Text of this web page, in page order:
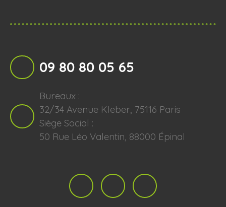
09 80 80 05 65
Bureaux :
32/34 Avenue Kleber, 75116 Paris
Siège Social :
50 Rue Léo Valentin, 88000 Épinal